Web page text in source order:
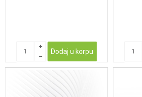
Dodaj u korpu